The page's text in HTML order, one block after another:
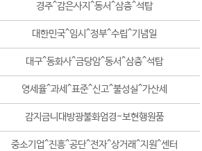
경주^감은사지^동서^삼층^석탑
대한민국^임시^정부^수립^기념일
대구^동화사^금당암^동서^삼층^석탑
영세율^과세^표준^신고^불성실^가산세
감지금니대방광불화엄경-보현행원품
중소기업^진흥^공단^전자^상거래^지원^센터